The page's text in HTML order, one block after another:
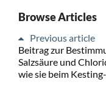
Browse Articles
Previous article
Beitrag zur
Salzsäure und
wie sie beim